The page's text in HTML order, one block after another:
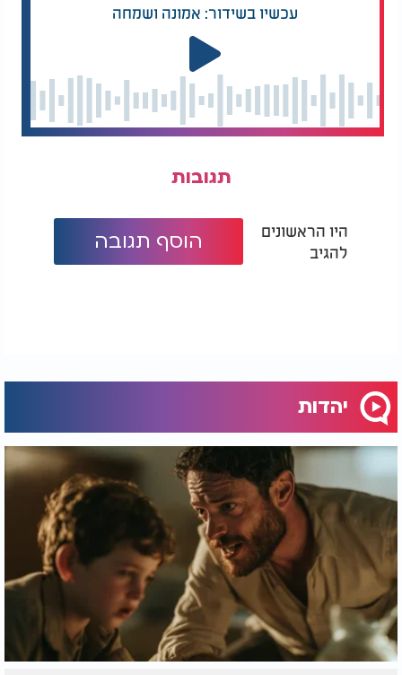
בבחינת נבואה. ומהי אותה הארה?
אומר האדמו"ר מגור שהוא אליהו הנביא שמגיע ליד אבי
הבן ומגלה לו את שם התינוק.
עכשיו בשידור: אמונה ושמחה
תגובות
היו הראשונים
להגיב
הוסף תגובה
יהדות